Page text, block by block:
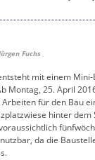
Fuchs
mit einem
Montag, 25. April
für den Bau
hinter dem
da die